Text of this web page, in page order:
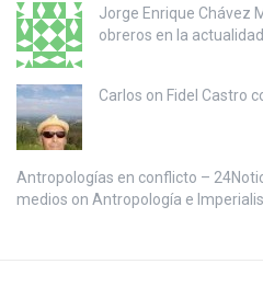
Jorge Enrique Chávez
obreros en la actualidad
Carlos on Fidel Castro
Antropologías en conflicto –
medios on Antropología e